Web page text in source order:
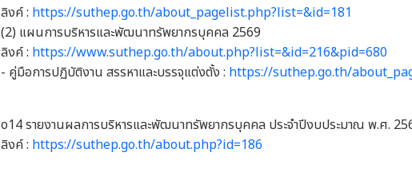
ลิงค์ : https://suthep.go.th/about_pagelist.php?list=&id=181
(2) แผนการบริหารและพัฒนาทรัพยากรบุคคล 2569
ลิงค์ : https://www.suthep.go.th/about.php?list=&id=216&pid=680
- คู่มือการปฏิบัติงาน สรรหาและบรรจุแต่งตั้ง : https://suthep.go.th/
o14 รายงานผลการบริหารและพัฒนาทรัพยากรบุคคล ประจำปีงบประมาณ พ.ศ.
ลิงค์ : https://suthep.go.th/about.php?id=186